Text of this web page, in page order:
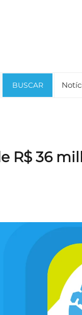
BUSCAR
R$ 36